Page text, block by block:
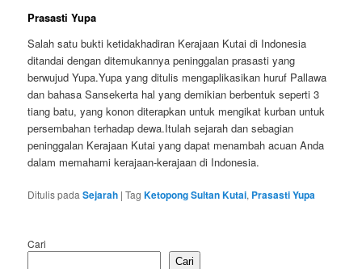
Prasasti Yupa
Salah satu bukti ketidakhadiran Kerajaan Kutai di Indonesia
ditandai dengan ditemukannya peninggalan prasasti yang
berwujud Yupa.Yupa yang ditulis mengaplikasikan huruf Pallawa
dan bahasa Sansekerta hal yang demikian berbentuk seperti 3
tiang batu, yang konon diterapkan untuk mengikat kurban untuk
persembahan terhadap dewa.Itulah sejarah dan sebagian
peninggalan Kerajaan Kutai yang dapat menambah acuan Anda
dalam memahami kerajaan-kerajaan di Indonesia.
Ditulis pada Sejarah |Tag Ketopong Sultan Kutai, Prasasti Yupa
Cari
Cari